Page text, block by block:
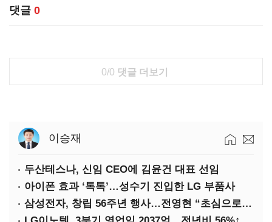
댓글 0
0/0 댓글 더보기
이승재
두산테스나, 신임 CEO에 김윤건 대표 선임
아이폰 효과 ‘톡톡’…성수기 진입한 LG 부품사
삼성전자, 창립 56주년 행사…전영현 “초심으로 경쟁력 회복해야”